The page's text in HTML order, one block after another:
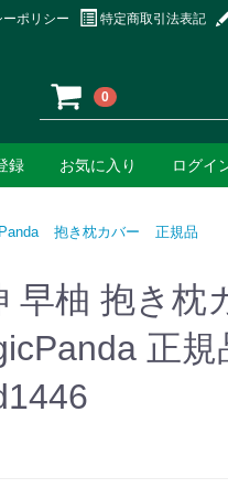
ポリシー 特定商取引法表記
0
抱き枕カバー 正規品
録 お気に入り ログイ
早柚 抱き枕
正規